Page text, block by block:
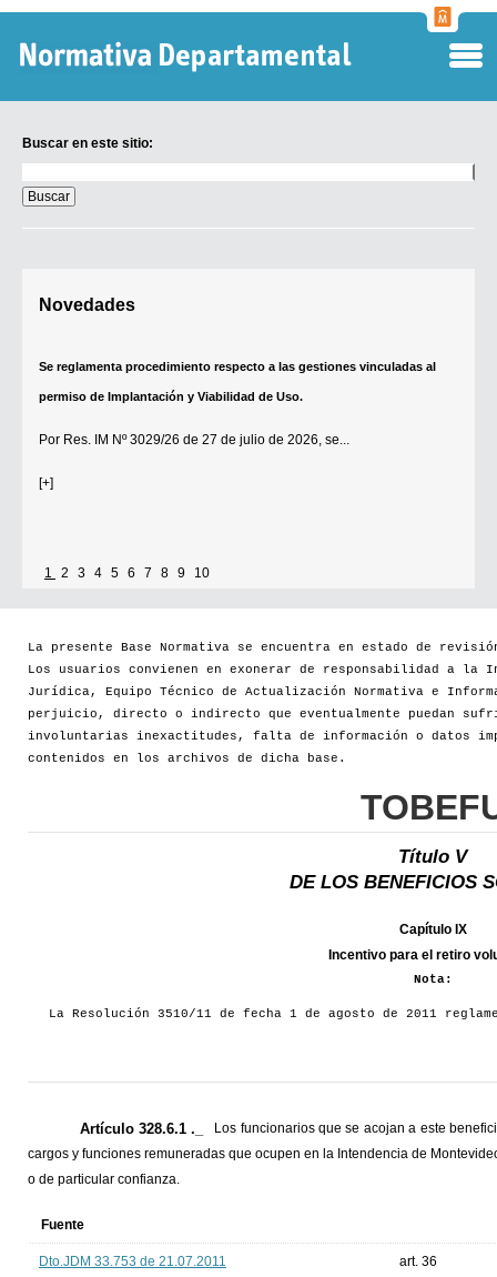
Buscar en este sitio:
en
este
sitio:
Novedades
Se reglamenta procedimiento respecto a las gestiones vinculadas al
permiso de Implantación y Viabilidad de Uso.
Por Res. IM Nº 3029/26 de 27 de julio de 2026, se...
[+]
1 2 3 4 5 6 7 8 9 10
La presente Base Normativa se encuentra en estado de
Los usuarios convienen en exonerar de responsabilidad a la
Jurídica, Equipo Técnico de Actualización Normativa e
perjuicio, directo o indirecto que eventualmente puedan
involuntarias inexactitudes, falta de información o datos
contenidos en los archivos de dicha base.
Título V
DE LOS BENEFICIOS
Capítulo IX
Incentivo para el retiro
Nota:
La Resolución 3510/11 de fecha 1 de agosto de 2011
Artículo 328.6.1 ._
Los funcionarios que se acojan a este
cargos y funciones remuneradas que ocupen en la Intendencia de
o de particular confianza.
Fuente
Dto.JDM 33.753 de 21.07.2011 art. 36